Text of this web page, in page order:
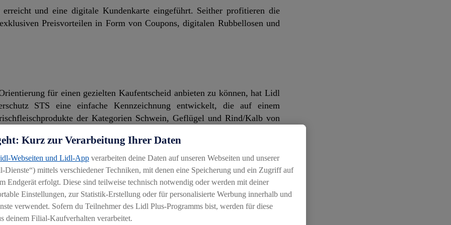
und eine digitale Kundenkarte eingeführt. Seither profitieren die
Preisvorteilen in Form von Coupons, digitalen Rubbellosen und
für einen gezielten Kaufentscheid anbieten zu können, hat Lidl
STS eine einfache Kennzeichnung entwickelt, die auf einem
der Kategorien Schwein, Geflügel und Rind/Kalb von
hat seitens seiner Kundinnen und Kunden schon sehr viel positives
Anfang 2022 auch Schaleneier mit der Kennzeichnung versehen.
und das neue Regionalkonzept «Typisch» eingeführt. Unter dem
aus den jeweiligen Regionen angeboten. Lidl Schweiz erzielt über 50
Kurz zur Verarbeitung Ihrer Daten
Webseiten und Lidl-App verarbeiten deine Daten auf unseren Webseiten und unserer
Dienste“) mittels verschiedener Techniken, mit denen eine Speicherung und ein Zugriff auf
Endgerät erfolgt. Diese sind teilweise technisch notwendig oder werden mit deiner
Einstellungen, zur Statistik-Erstellung oder für personalisierte Werbung innerhalb und
verwendet. Sofern du Teilnehmer des Lidl Plus-Programms bist, werden für diese
deinem Filial-Kaufverhalten verarbeitet.